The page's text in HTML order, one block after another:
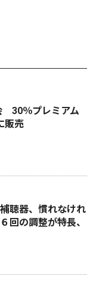
30％プレミアム
販売
聴器、慣れなけれ
回の調整が特長、